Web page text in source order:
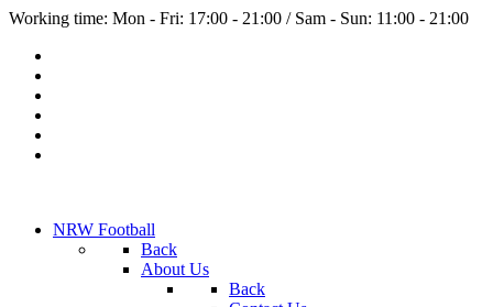
Working time: Mon - Fri: 17:00 - 21:00 / Sam - Sun: 11:00 - 21:00
NRW Football
Back
About Us
Back